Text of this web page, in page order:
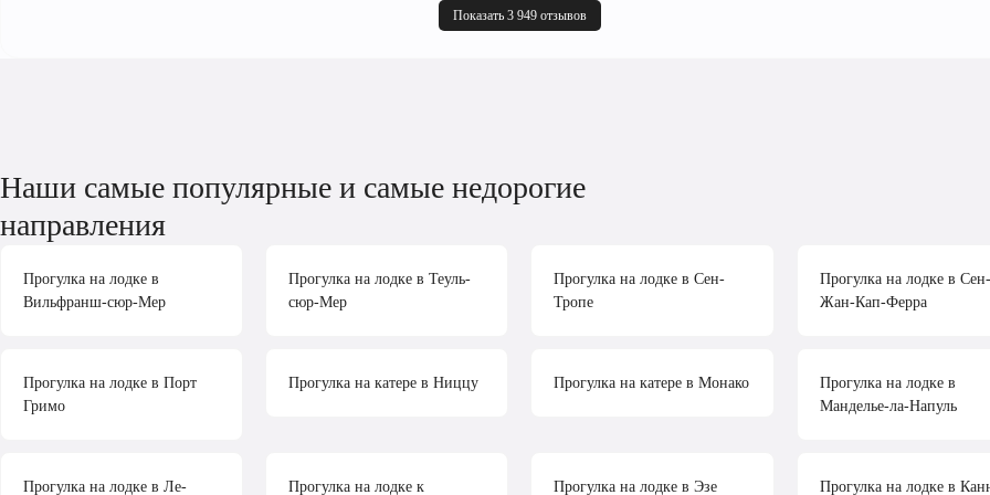
Показать 3 949 отзывов
Наши самые популярные и самые недорогие
направления
Прогулка на лодке в
Вильфранш-сюр-Мер
Прогулка на лодке в Теуль-
сюр-Мер
Прогулка на лодке в Сен-
Тропе
Прогулка на лодке в Сен-
Жан-Кап-Ферра
Прогулка на лодке в Порт
Гримо
Прогулка на катере в Ниццу Прогулка на катере в Монако
Прогулка на лодке в
Манделье-ла-Напуль
Прогулка на лодке в Ле-
Прогулка на лодке к
Прогулка на лодке в Эзе Прогулка на лодке в